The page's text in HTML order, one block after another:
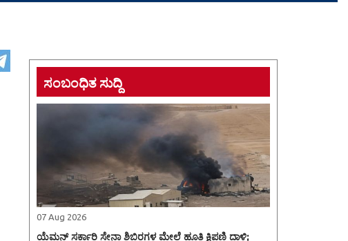
ಸಂಬಂಧಿತ ಸುದ್ದಿ
07 Aug 2026
ಯೆಮನ್ ಸರ್ಕಾರಿ ಸೇನಾ ಶಿಬಿರಗಳ ಮೇಲೆ ಹೂತಿ ಕ್ಷಿಪಣಿ ದಾಳಿ;